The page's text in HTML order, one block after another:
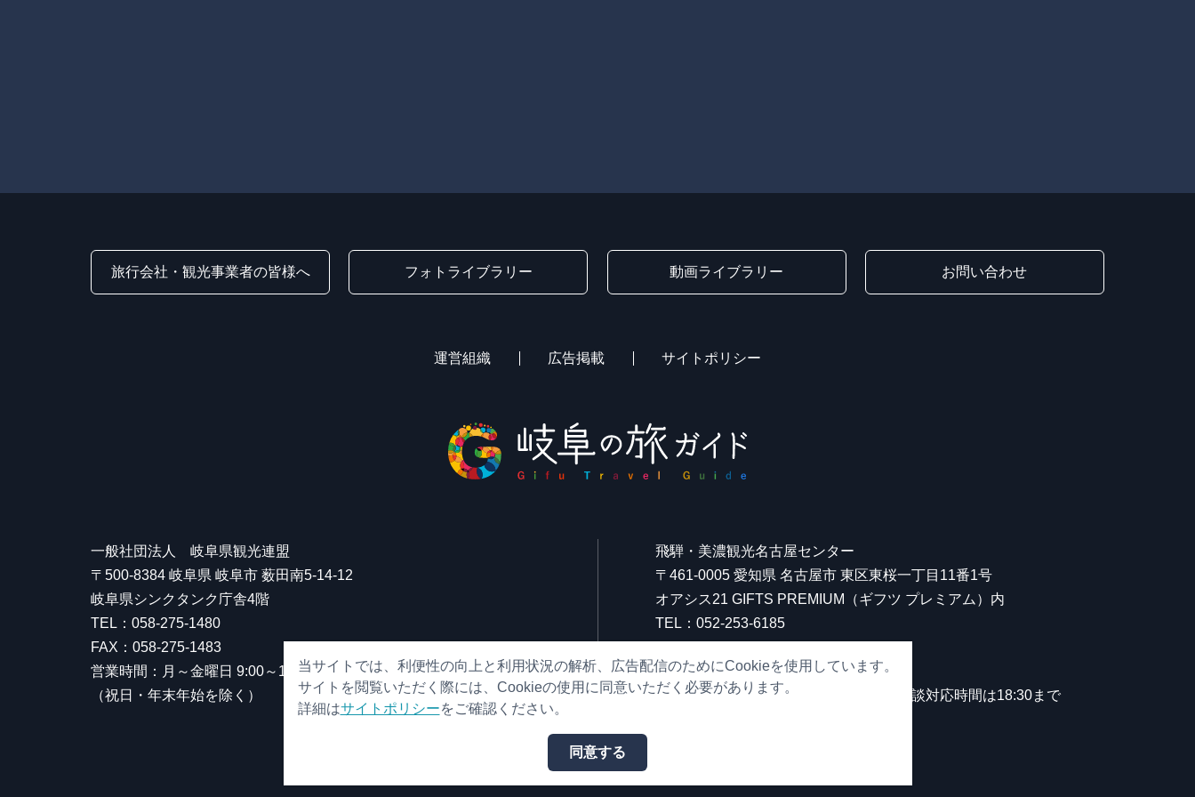
旅行会社・観光事業者の皆様へ フォトライブラリー 動画ライブラリー お問い合わせ
運営組織 広告掲載 サイトポリシー
一般社団法人 岐阜県観光連盟
〒500-8384 岐阜県 岐阜市 薮田南5-14-12
岐阜県シンクタンク庁舎4階
TEL：058-275-1480
FAX：058-275-1483
営業時間：月～金曜日 9:00～17:00
（祝日・年末年始を除く）
飛騨・美濃観光名古屋センター
〒461-0005 愛知県 名古屋市 東区東桜一丁目11番1号
オアシス21 GIFTS PREMIUM（ギフツ プレミアム）内
TEL：052-253-6185
営業時間：10:00～21:00
（原則、元日を除き年中無休）※観光相談対応時間は18:30まで
© （一社）岐阜県観光連盟 All Rights Reserved.
当サイトでは、利便性の向上と利用状況の解析、広告配信のためにCookieを使用しています。
サイトを閲覧いただく際には、Cookieの使用に同意いただく必要があります。
詳細はサイトポリシーをご確認ください。
同意する